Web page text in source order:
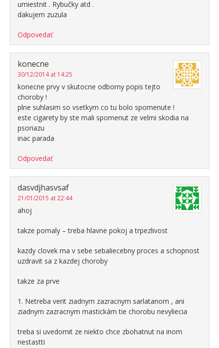
umiestnit . Rybučky atd .
dakujem zuzula
Odpovedať
konecne
30/12/2014 at 14:25
konecne prvy v skutocne odborny popis tejto
choroby !
plne suhlasim so vsetkym co tu bolo spomenute !
este cigarety by ste mali spomenut ze velmi skodia na
psoriazu
inac parada
Odpovedať
dasvdjhasvsaf
21/01/2015 at 22:44
ahoj
takze pomaly – treba hlavne pokoj a trpezlivost
kazdy clovek ma v sebe sebaliecebny proces a schopnost
uzdravit sa z kazdej choroby
takze za prve
1. Netreba verit ziadnym zazracnym sarlatanom , ani
ziadnym zazracnym mastickám tie chorobu nevyliecia
treba si uvedomit ze niekto chce zbohatnut na inom
nestastti